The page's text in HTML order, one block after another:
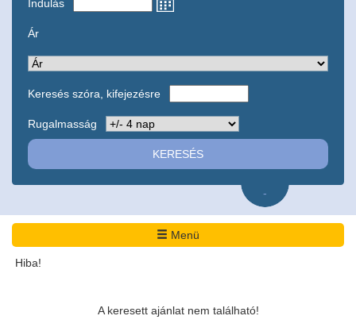
Indulás
Ár
Keresés szóra, kifejezésre
Rugalmasság
-
Menü
Hiba!
A keresett ajánlat nem található!